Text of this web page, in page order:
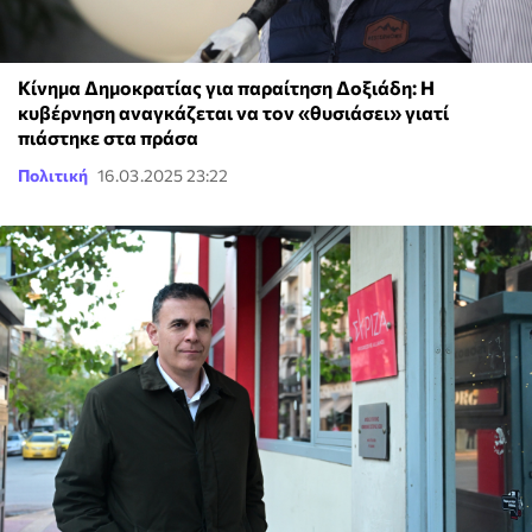
Κίνημα Δημοκρατίας για παραίτηση Δοξιάδη: Η
κυβέρνηση αναγκάζεται να τον «θυσιάσει» γιατί
πιάστηκε στα πράσα
Πολιτική 16.03.2025 23:22